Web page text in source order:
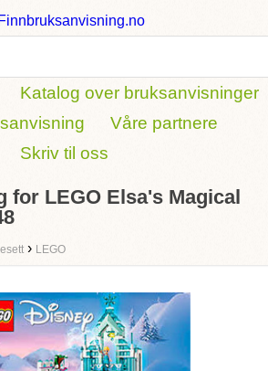
Katalog over bruksanvisninger
Våre partnere
Skriv til oss
for LEGO Elsa's Magical
› LEGO